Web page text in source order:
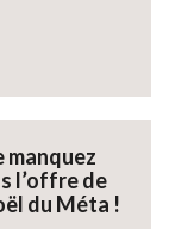
manquez
l’offre de
du Méta !